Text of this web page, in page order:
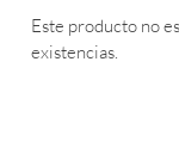
Este producto no
existencias.